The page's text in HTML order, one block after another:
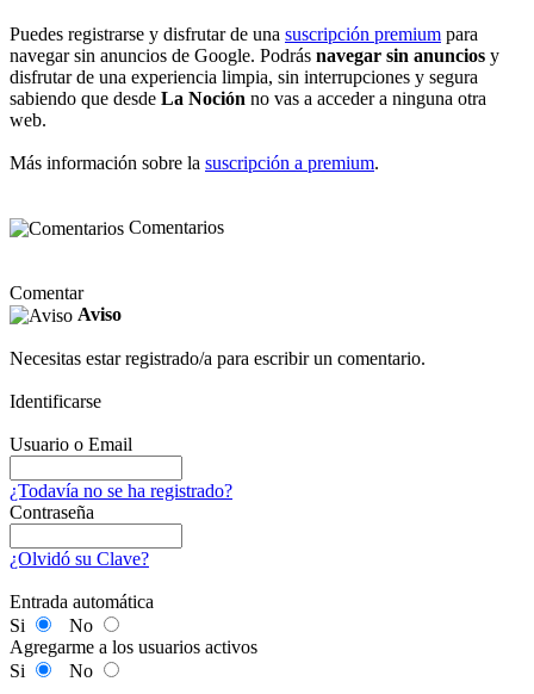
Puedes registrarse y disfrutar de una suscripción premium para
navegar sin anuncios de Google. Podrás navegar sin anuncios y
disfrutar de una experiencia limpia, sin interrupciones y segura
sabiendo que desde La Noción no vas a acceder a ninguna otra
web.
Más información sobre la suscripción a premium.
Comentarios
Comentar
Aviso
Necesitas estar registrado/a para escribir un comentario.
Identificarse
Usuario o Email
¿Todavía no se ha registrado?
Contraseña
¿Olvidó su Clave?
Entrada automática
Si
No
Agregarme a los usuarios activos
Si
No